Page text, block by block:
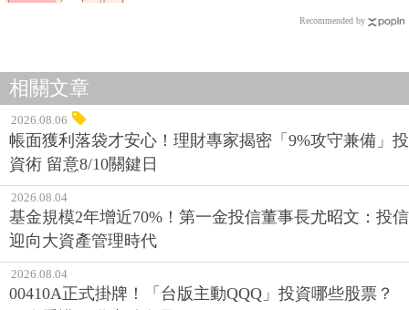
Recommended by
相關文章
2026.08.06
帳面獲利落袋才安心！理財專家揭密「9%攻守兼備」投
資術 留意8/10關鍵日
2026.08.04
基金規模2年增近70%！第一金投信董事長尤昭文：投信
迎向大資產管理時代
2026.08.04
00410A正式掛牌！「台版主動QQQ」投資哪些股票？